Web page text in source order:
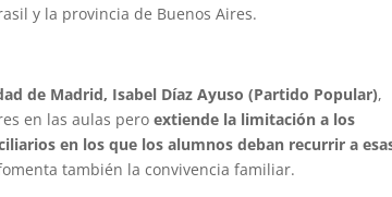
y la provincia de Buenos Aires.
de Madrid, Isabel Díaz Ayuso (Partido Popular),
en las aulas peroextiende la limitación a los
en los que los alumnos deban recurrir a
también la convivencia familiar.